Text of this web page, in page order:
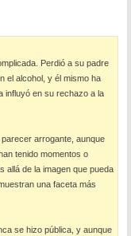
Perdió a su padre
el alcohol, y él mismo ha
influyó en su rechazo a la
arrogante, aunque
tenido momentos o
allá de la imagen que pueda
una faceta más
se hizo pública, y aunque